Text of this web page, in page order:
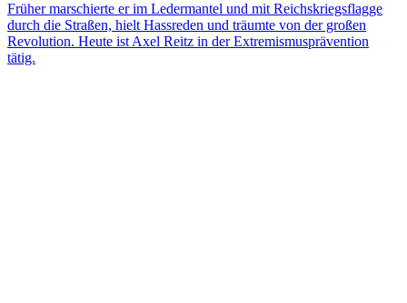
Früher marschierte er im Ledermantel und mit Reichskriegsflagge
durch die Straßen, hielt Hassreden und träumte von der großen
Revolution. Heute ist Axel Reitz in der Extremismusprävention
tätig.